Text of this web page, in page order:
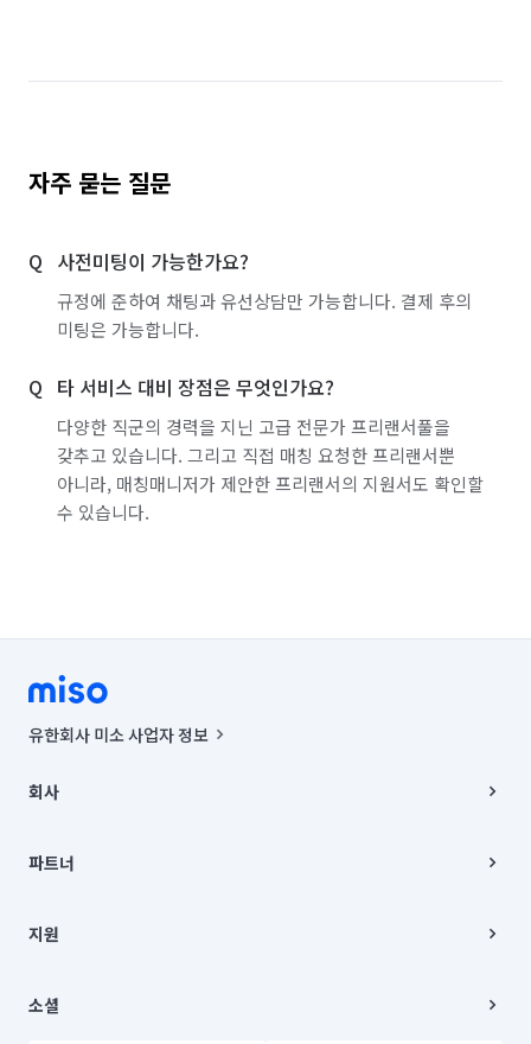
자주 묻는 질문
사전미팅이 가능한가요?
규정에 준하여 채팅과 유선상담만 가능합니다. 결제 후의
미팅은 가능합니다.
타 서비스 대비 장점은 무엇인가요?
다양한 직군의 경력을 지닌 고급 전문가 프리랜서풀을
갖추고 있습니다. 그리고 직접 매칭 요청한 프리랜서뿐
아니라, 매칭매니저가 제안한 프리랜서의 지원서도 확인할
수 있습니다.
유한회사 미소 사업자 정보
00019 |
주소 | 본사: 서울특별시 종로구 율곡로 6(중학동, 트윈트리빌딩) B동 5층
컨택센터 : 서울특별시 종로구 수송동 율곡로 24, 7층, 8층 미소
상품, 상품정보, 거래에 관한 의무와 책임은 거래당사자에게 있습니다.
언론 보도 관련 문의:
© 유한회사 미소. Miso, Inc. All Rights Reserved.
회사
채용
파트너
이사
지원
이용약관
소셜